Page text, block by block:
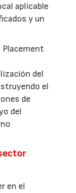
aplicable
y un
Placement
del
el
de
del
en el